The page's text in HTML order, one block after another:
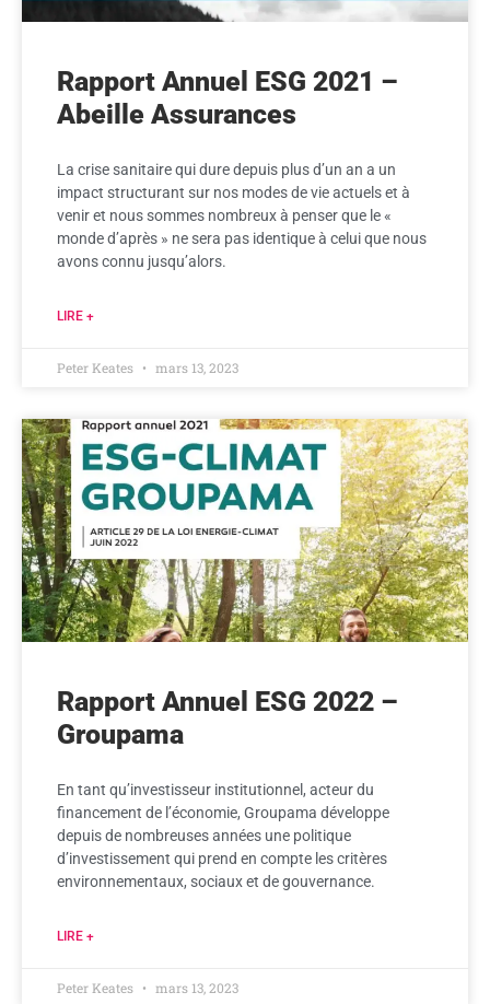
Rapport Annuel ESG 2021 –
Abeille Assurances
La crise sanitaire qui dure depuis plus d’un an a un
impact structurant sur nos modes de vie actuels et à
venir et nous sommes nombreux à penser que le «
monde d’après » ne sera pas identique à celui que nous
avons connu jusqu’alors.
LIRE +
Peter Keates mars 13, 2023
Rapport Annuel ESG 2022 –
Groupama
En tant qu’investisseur institutionnel, acteur du
financement de l’économie, Groupama développe
depuis de nombreuses années une politique
d’investissement qui prend en compte les critères
environnementaux, sociaux et de gouvernance.
LIRE +
Peter Keates mars 13, 2023